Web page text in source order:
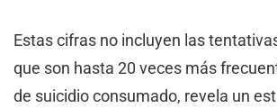
Estas cifras no incluyen las
que son hasta 20 veces más
de suicidio consumado, revela un